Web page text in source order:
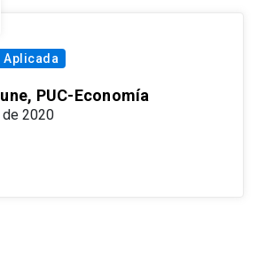
PUC-Economía
2020